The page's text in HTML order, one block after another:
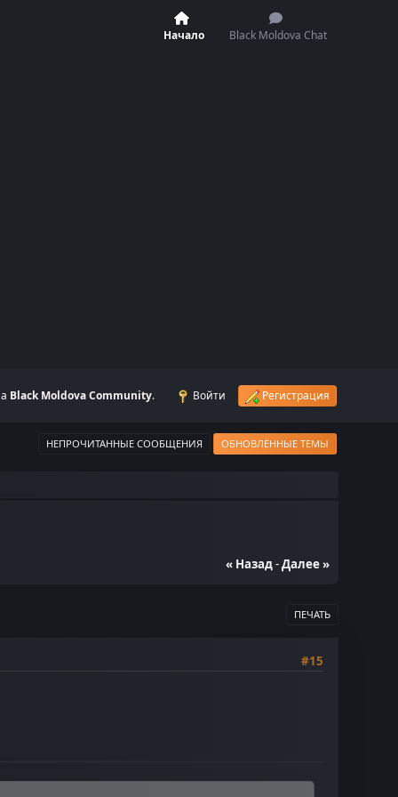
Начало Black Moldova Chat
Black Moldova Community. Войти Регистрация
НЕПРОЧИТАННЫЕ СООБЩЕНИЯ ОБНОВЛЁННЫЕ ТЕМЫ
« Назад-Далее »
ПЕЧАТЬ
#15